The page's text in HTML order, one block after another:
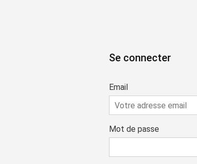
Se connecter
Email
Mot de passe